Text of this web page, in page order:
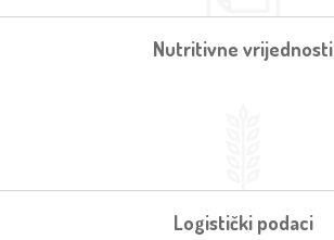
Nutritivne vrijednosti
Logistički podaci